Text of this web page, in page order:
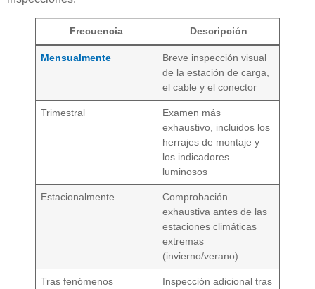
Frecuencia Descripción
Mensualmente
Breve inspección visual
de la estación de carga,
el cable y el conector
Trimestral
Examen más
exhaustivo, incluidos los
herrajes de montaje y
los indicadores
luminosos
Estacionalmente
Comprobación
exhaustiva antes de las
estaciones climáticas
extremas
(invierno/verano)
Tras fenómenos
Inspección adicional tras